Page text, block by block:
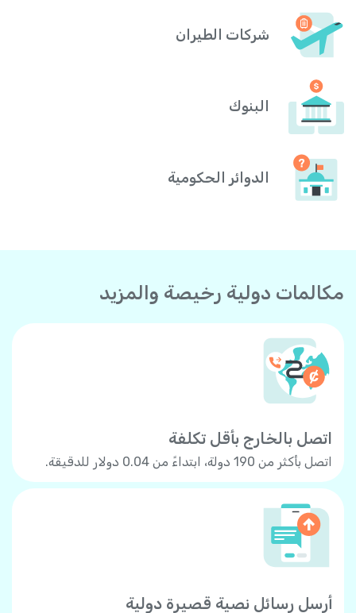
شركات الطيران
البنوك
الدوائر الحكومية
مكالمات دولية رخيصة والمزيد
اتصل بالخارج بأقل تكلفة
اتصل بأكثر من 190 دولة، ابتداءً من 0.04 دولار للدقيقة.
أرسل رسائل نصية قصيرة دولية